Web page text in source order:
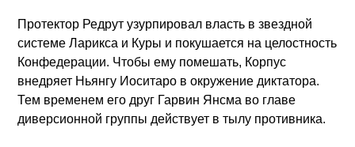
Протектор Редрут узурпировал власть в звездной
системе Ларикса и Куры и покушается на целостность
Конфедерации. Чтобы ему помешать, Корпус
внедряет Ньянгу Иоситаро в окружение диктатора.
Тем временем его друг Гарвин Янсма во главе
диверсионной группы действует в тылу противника.